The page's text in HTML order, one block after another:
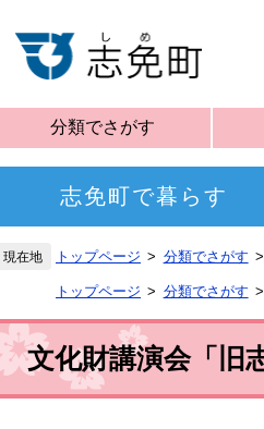
分類でさがす
志免町で暮らす
トップページ 分類でさがす
トップページ 分類でさがす
文化財講演会「旧